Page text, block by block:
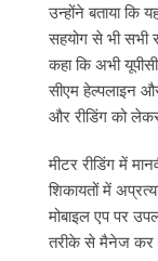
उन्होंने बताया कि
सहयोग से भी सभी
कहा कि अभी
सीएम हेल्पलाइन
और रीडिंग को
मीटर रीडिंग में
शिकायतों में
मोबाइल एप पर
तरीके से मैनेज कर